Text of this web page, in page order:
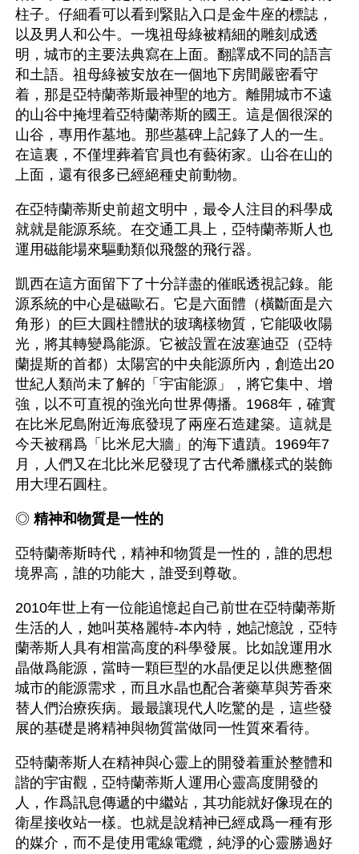
柱子。仔細看可以看到緊貼入口是金牛座的標誌，
以及男人和公牛。一塊祖母綠被精細的雕刻成透
明，城市的主要法典寫在上面。翻譯成不同的語言
和土語。祖母綠被安放在一個地下房間嚴密看守
着，那是亞特蘭蒂斯最神聖的地方。離開城市不遠
的山谷中掩埋着亞特蘭蒂斯的國王。這是個很深的
山谷，專用作墓地。那些墓碑上記錄了人的一生。
在這裏，不僅埋葬着官員也有藝術家。山谷在山的
上面，還有很多已經絕種史前動物。
在亞特蘭蒂斯史前超文明中，最令人注目的科學成
就就是能源系統。在交通工具上，亞特蘭蒂斯人也
運用磁能場來驅動類似飛盤的飛行器。
凱西在這方面留下了十分詳盡的催眠透視記錄。能
源系統的中心是磁歐石。它是六面體（橫斷面是六
角形）的巨大圓柱體狀的玻璃樣物質，它能吸收陽
光，將其轉變爲能源。它被設置在波塞迪亞（亞特
蘭提斯的首都）太陽宮的中央能源所內，創造出20
世紀人類尚未了解的「宇宙能源」，將它集中、增
強，以不可直視的強光向世界傳播。1968年，確實
在比米尼島附近海底發現了兩座石造建築。這就是
今天被稱爲「比米尼大牆」的海下遺蹟。1969年7
月，人們又在北比米尼發現了古代希臘樣式的裝飾
用大理石圓柱。
◎ 精神和物質是一性的
亞特蘭蒂斯時代，精神和物質是一性的，誰的思想
境界高，誰的功能大，誰受到尊敬。
2010年世上有一位能追憶起自己前世在亞特蘭蒂斯
生活的人，她叫英格麗特-本內特，她記憶說，亞特
蘭蒂斯人具有相當高度的科學發展。比如說運用水
晶做爲能源，當時一顆巨型的水晶便足以供應整個
城市的能源需求，而且水晶也配合著藥草與芳香來
替人們治療疾病。最最讓現代人吃驚的是，這些發
展的基礎是將精神與物質當做同一性質來看待。
亞特蘭蒂斯人在精神與心靈上的開發着重於整體和
諧的宇宙觀，亞特蘭蒂斯人運用心靈高度開發的
人，作爲訊息傳遞的中繼站，其功能就好像現在的
衛星接收站一樣。也就是說精神已經成爲一種有形
的媒介，而不是使用電線電纜，純淨的心靈勝過好